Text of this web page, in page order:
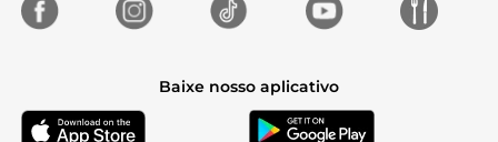
Baixe nosso aplicativo